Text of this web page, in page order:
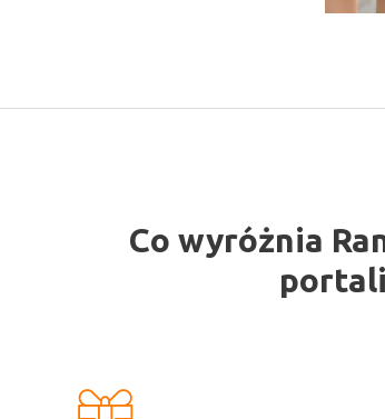
Co wyróżnia